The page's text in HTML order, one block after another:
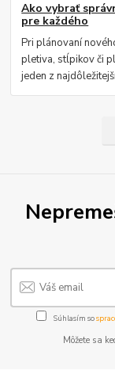
Ako vybrať
pre každého
Pri plánovaní
pletiva, stĺpikov či
jeden z
Súhlasím so
Môžete sa